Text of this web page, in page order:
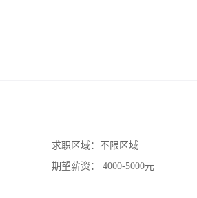
求职区域： 不限区域
期望薪资：
4000-5000元